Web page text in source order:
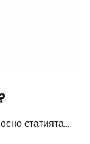
статията...